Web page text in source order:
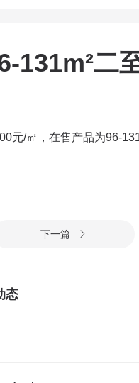
131m²二
元/㎡，在售产品为96-
下一篇 
态